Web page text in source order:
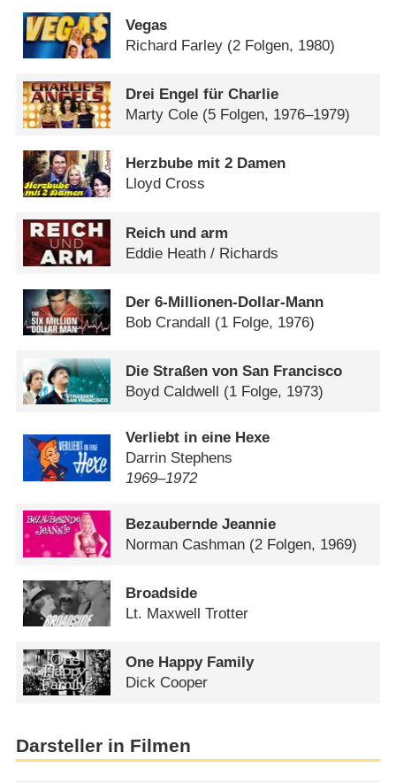
Vegas
Richard Farley (2 Folgen, 1980)
Drei Engel für Charlie
Marty Cole (5 Folgen, 1976–1979)
Herzbube mit 2 Damen
Lloyd Cross
Reich und arm
Eddie Heath /​ Richards
Der 6-Millionen-Dollar-Mann
Bob Crandall (1 Folge, 1976)
Die Straßen von San Francisco
Boyd Caldwell (1 Folge, 1973)
Verliebt in eine Hexe
Darrin Stephens
1969⁠–⁠1972
Bezaubernde Jeannie
Norman Cashman (2 Folgen, 1969)
Broadside
Lt. Maxwell Trotter
One Happy Family
Dick Cooper
Darsteller in Filmen